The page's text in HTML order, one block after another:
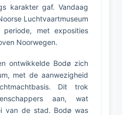
karakter gaf. Vandaag
Luchtvaartmuseum
met exposities
Noorwegen.
ontwikkelde Bodø zich
met de aanwezigheid
Dit trok
aan, wat
van de stad. Bodø was